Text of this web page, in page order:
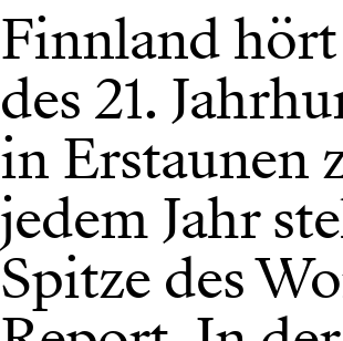
Finnland
des 21.
in Erstaunen
jedem Jahr
Spitze des